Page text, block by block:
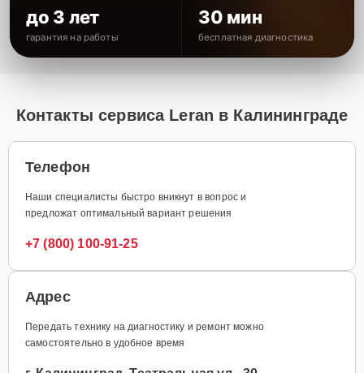
до 3 лет
гарантия на работы
30 мин
бесплатная диагностика
Контакты сервиса Leran в Калининграде
Телефон
Наши специалисты быстро вникнут в вопрос и
предложат оптимальный вариант решения
+7 (800) 100-91-25
Адрес
Передать технику на диагностику и ремонт можно
самостоятельно в удобное время